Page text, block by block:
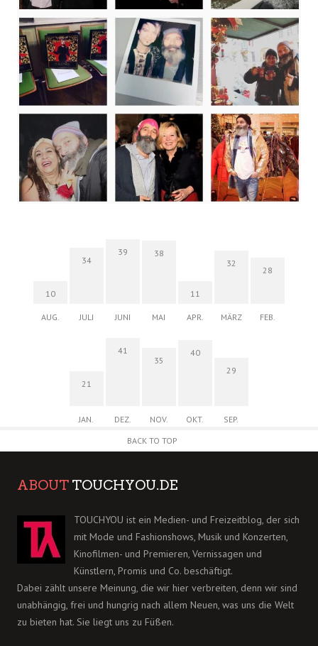
10
AUG.
34
JULI
39
JUNI
38
MAI
11
APR.
32
MÄRZ
28
FEB.
21
JAN.
41
DEZ.
35
NOV.
40
OKT.
29
SEP.
BACK TO TOP
ABOUT TOUCHYOU.DE
TOUCHYOU ist ein Medien- und Freizeitblog, der sich
mit Mode und Fashionshows, Musik und Konzerten,
Kinofilmen- und Premieren, Vernissagen und
Künstlern, Promis und Co. beschäftigt.
Dabei zählt unsere Meinung, die wir hier verbreiten, denn wir sind
unabhängig, frei und hungrig nach allem Neuen, was uns die Welt
zu bieten hat. Sie liegt uns zu Füßen.